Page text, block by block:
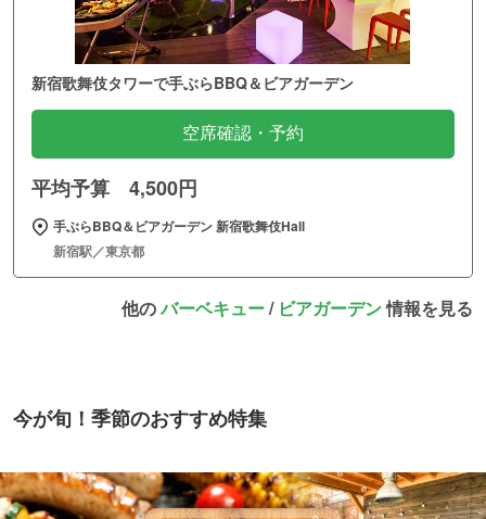
新宿歌舞伎タワーで手ぶらBBQ＆ビアガーデン
空席確認・予約
平均予算 4,500円
手ぶらBBQ＆ビアガーデン 新宿歌舞伎Hall
新宿駅／東京都
他のバーベキュー/ ビアガーデン情報を見る
今が旬！季節のおすすめ特集